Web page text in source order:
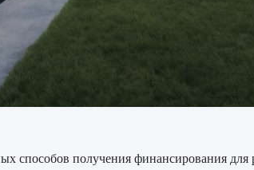
способов получения финансирования